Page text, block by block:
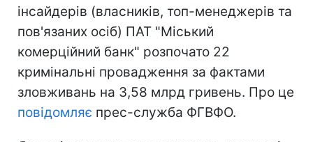
інсайдерів (власників, топ-менеджерів та
пов'язаних осіб) ПАТ "Міський
комерційний банк" розпочато 22
кримінальні провадження за фактами
зловживань на 3,58 млрд гривень. Про це
повідомляє прес-служба ФГВФО.